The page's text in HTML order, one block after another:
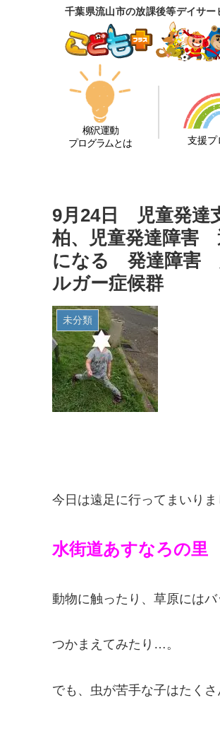
千葉県流山市の放課後等デイサ
柳沢運動
プログラムとは
支援プ
9月24日 児童発達
柏、児童発達障害
になる 発達障害
ルガー症候群
未分類
今日は遠足に行ってまいりま
水街道あすなろの里
動物に触ったり、草原には
つかまえてみたり…。
でも、虫が苦手な子はたく